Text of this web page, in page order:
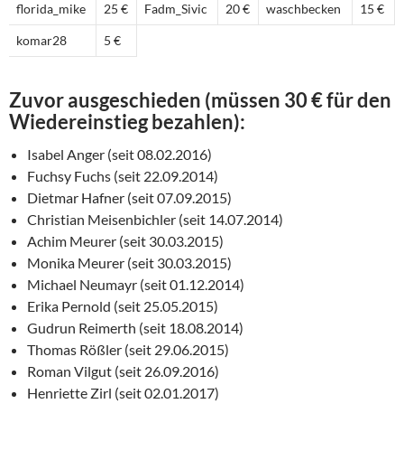
florida_mike 25 € Fadm_Sivic 20 € waschbecken 15 €
komar28 5 €
Zuvor ausgeschieden (müssen 30 € für den
Wiedereinstieg bezahlen):
Isabel Anger (seit 08.02.2016)
Fuchsy Fuchs (seit 22.09.2014)
Dietmar Hafner (seit 07.09.2015)
Christian Meisenbichler (seit 14.07.2014)
Achim Meurer (seit 30.03.2015)
Monika Meurer (seit 30.03.2015)
Michael Neumayr (seit 01.12.2014)
Erika Pernold (seit 25.05.2015)
Gudrun Reimerth (seit 18.08.2014)
Thomas Rößler (seit 29.06.2015)
Roman Vilgut (seit 26.09.2016)
Henriette Zirl (seit 02.01.2017)